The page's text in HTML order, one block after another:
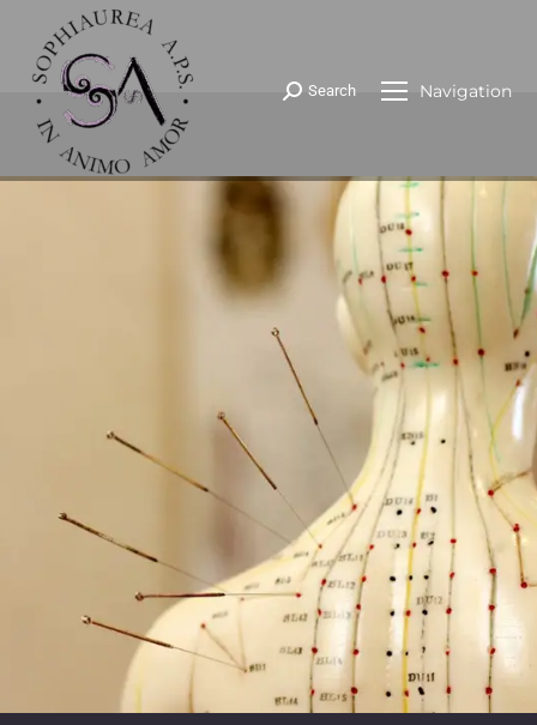
Navigation
Cerca:Search